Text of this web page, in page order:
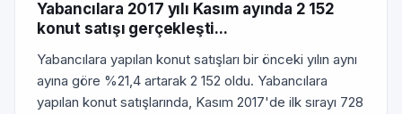
Yabancılara 2017 yılı Kasım ayında 2 152
konut satışı gerçekleşti...
Yabancılara yapılan konut satışları bir önceki yılın aynı
ayına göre %21,4 artarak 2 152 oldu. Yabancılara
yapılan konut satışlarında, Kasım 2017'de ilk sırayı 728